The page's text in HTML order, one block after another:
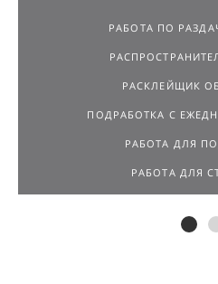
РАБОТА ПО
РАСКЛЕЙЩИК
ПОДРАБОТКА С
РАБОТА ДЛЯ
РАБОТА ДЛЯ